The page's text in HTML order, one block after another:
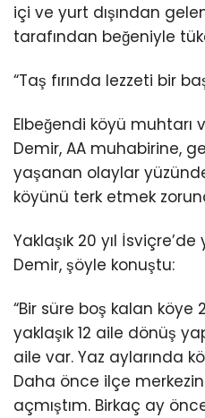
içi ve yurt dışından
tarafından beğeniyle
“Taş fırında lezzeti bir
Elbeğendi köyü muhtarı
Demir, AA muhabirine,
yaşanan olaylar
köyünü terk etmek
Yaklaşık 20 yıl
Demir, şöyle konuştu:
“Bir süre boş kalan köye
yaklaşık 12 aile dönüş
aile var. Yaz aylarında
Daha önce ilçe
açmıştım. Birkaç ay